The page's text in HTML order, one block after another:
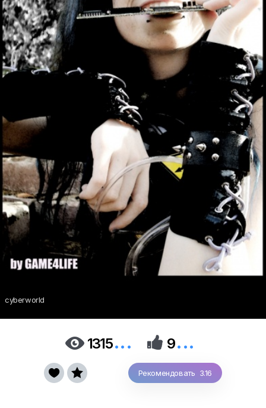
cyberworld
 1315...  9...
Рекомендовать 3.16
 